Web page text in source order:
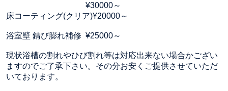
¥30000～
床コーティング(クリア)¥20000～
浴室壁 錆び膨れ補修 ¥25000～
現状浴槽の割れやひび割れ等は対応出来ない場合かござい
ますのでご了承下さい。その分お安くご提供させていただ
いております。